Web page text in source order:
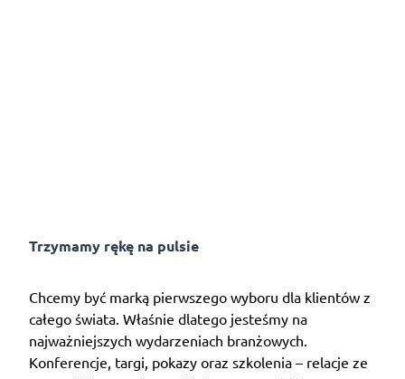
Trzymamy rękę na pulsie
Chcemy być marką pierwszego wyboru dla klientów z
całego świata. Właśnie dlatego jesteśmy na
najważniejszych wydarzeniach branżowych.
Konferencje, targi, pokazy oraz szkolenia – relacje ze